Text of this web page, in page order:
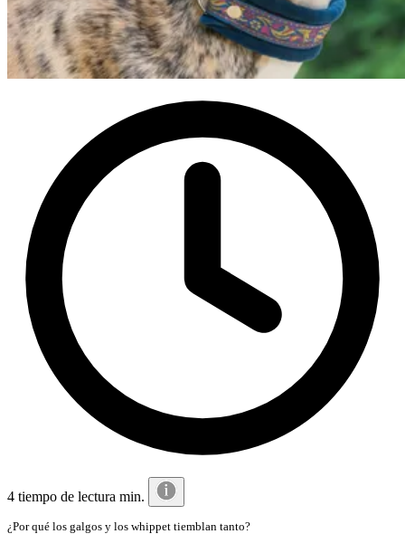
4 tiempo de lectura min.
¿Por qué los galgos y los whippet tiemblan tanto?